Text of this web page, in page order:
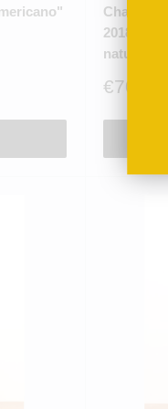
2018 -
nature)
Prix
€70,43